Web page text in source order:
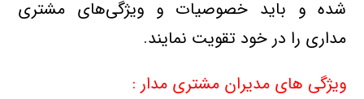
شده و باید خصوصیات و ویژگی‌های مشتری
مداری را در خود تقویت نمایند.
ویژگی های مدیران مشتری مدار :